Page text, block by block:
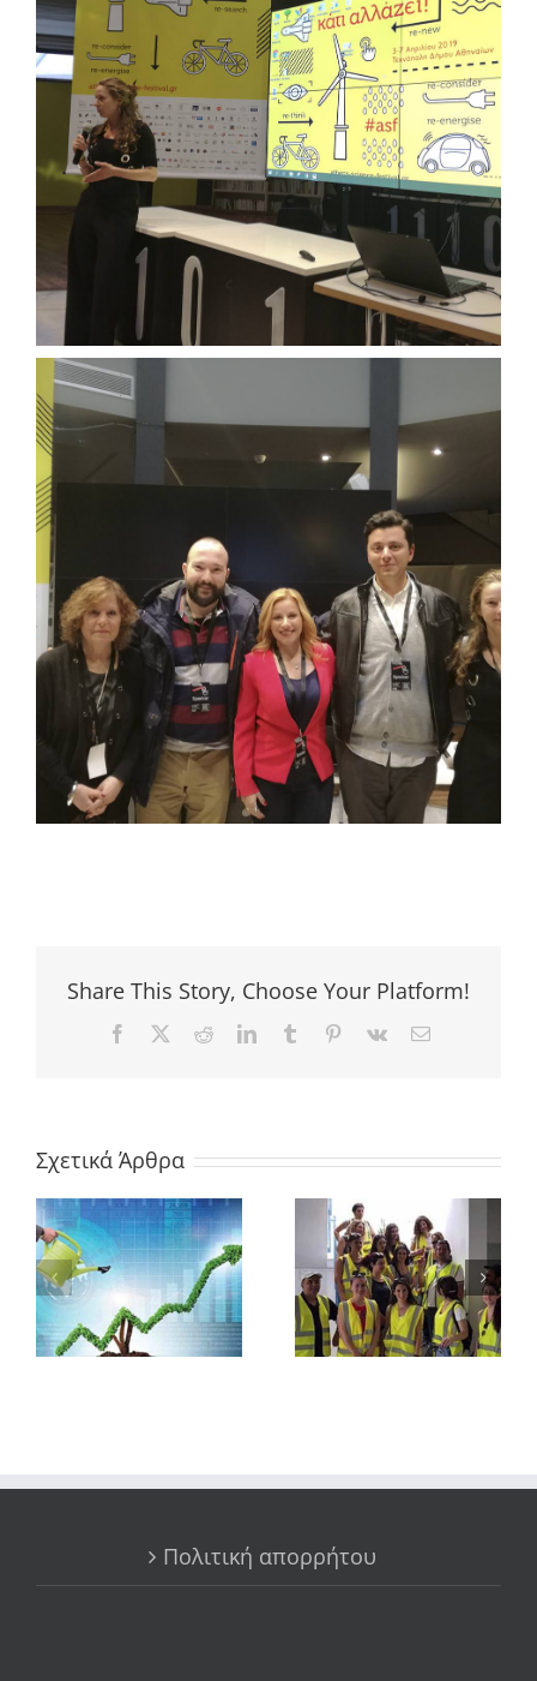
Share This Story, Choose Your Platform!
Facebook RedditLinkedInTumblr Pinterest
Vk Email
Σχετικά Άρθρα
Πολιτική απορρήτου